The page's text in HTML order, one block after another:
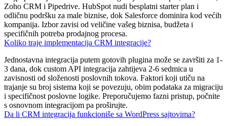
Zoho CRM i Pipedrive. HubSpot nudi besplatni starter plan i
odličnu podršku za male biznise, dok Salesforce dominira kod većih
kompanija. Izbor zavisi od veličine vašeg biznisa, budžeta i
specifičnih potreba prodajnog procesa.
Koliko traje implementacija CRM integracije?
Jednostavna integracija putem gotovih plugina može se završiti za 1-
3 dana, dok custom API integracija zahtijeva 2-6 sedmica u
zavisnosti od složenosti poslovnih tokova. Faktori koji utiču na
trajanje su broj sistema koji se povezuju, obim podataka za migraciju
i specifičnost poslovne logike. Preporučujemo fazni pristup, počnite
s osnovnom integracijom pa proširujte.
Da li CRM integracija funkcioniše sa WordPress sajtovima?